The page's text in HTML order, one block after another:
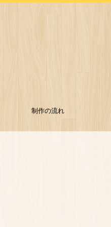
制作の流れ